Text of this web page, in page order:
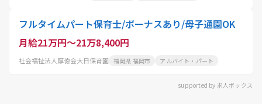
フルタイムパート保育士/ボーナスあり/母子通園OK
月給21万円～21万8,400円
社会福祉法人厚徳会大日保育園 福岡県 福岡市 アルバイト・パート
supported by 求人ボックス